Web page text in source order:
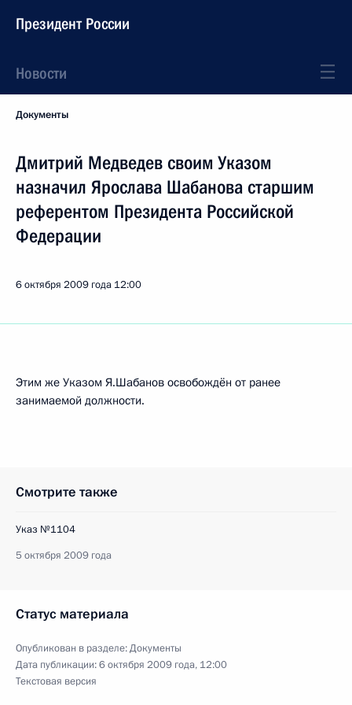
Президент России
Новости
Документы
Дмитрий Медведев своим Указом
назначил Ярослава Шабанова старшим
референтом Президента Российской
Федерации
6 октября 2009 года 12:00
Этим же Указом Я.Шабанов освобождён от ранее
занимаемой должности.
Смотрите также
Указ №1104
5 октября 2009 года
Статус материала
Опубликован в разделе:Документы
Дата публикации:6 октября 2009 года, 12:00
Текстовая версия